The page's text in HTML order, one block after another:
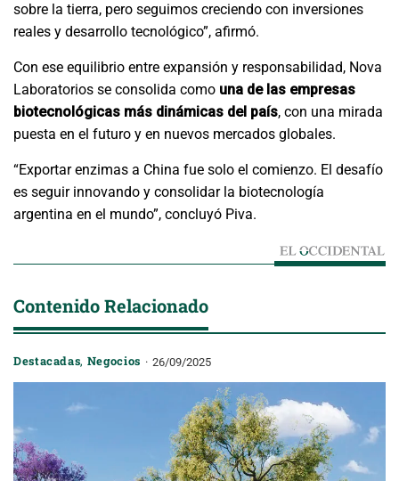
sobre la tierra, pero seguimos creciendo con inversiones
reales y desarrollo tecnológico”, afirmó.
Con ese equilibrio entre expansión y responsabilidad, Nova
Laboratorios se consolida como una de las empresas
biotecnológicas más dinámicas del país, con una mirada
puesta en el futuro y en nuevos mercados globales.
“Exportar enzimas a China fue solo el comienzo. El desafío
es seguir innovando y consolidar la biotecnología
argentina en el mundo”, concluyó Piva.
Contenido Relacionado
Destacadas, Negocios 26/09/2025